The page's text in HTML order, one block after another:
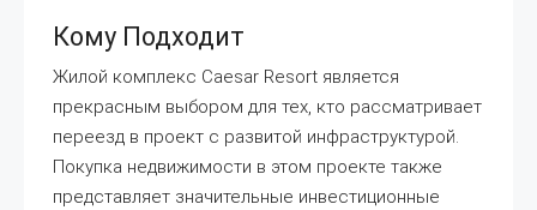
Кому Подходит
Жилой комплекс Caesar Resort является
прекрасным выбором для тех, кто рассматривает
переезд в проект с развитой инфраструктурой.
Покупка недвижимости в этом проекте также
представляет значительные инвестиционные